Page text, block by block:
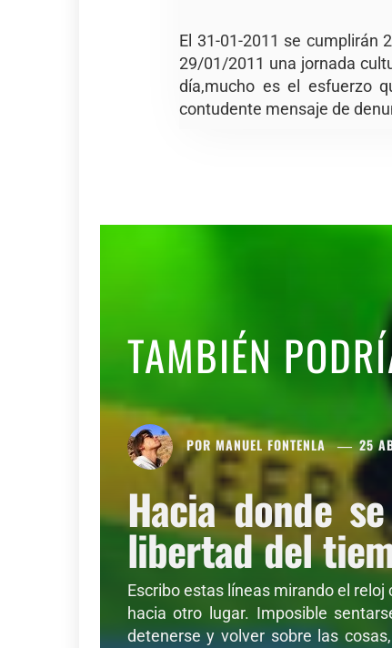
El 31-01-2011 se cumplirán
29/01/2011 una jornada
día,mucho es el esfuerzo
contudente mensaje de
TAMBIÉN
PORMANUEL FONTENLA 25
Hacia donde
libertad del
Escribo estas líneas mirando el
hacia otro lugar. Imposible
detenerse y volver sobre las